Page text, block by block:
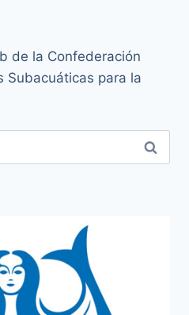
de la Confederación
Subacuáticas para la